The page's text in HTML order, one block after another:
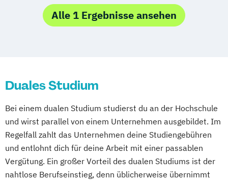
Alle 1 Ergebnisse ansehen
Duales Studium
Bei einem dualen Studium studierst du an der Hochschule
und wirst parallel von einem Unternehmen ausgebildet. Im
Regelfall zahlt das Unternehmen deine Studiengebühren
und entlohnt dich für deine Arbeit mit einer passablen
Vergütung. Ein großer Vorteil des dualen Studiums ist der
nahtlose Berufseinstieg, denn üblicherweise übernimmt